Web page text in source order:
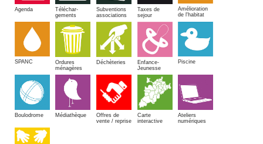
Agenda
Téléchar-
gements
Subventions
associations
Taxes de
sejour
Amélioration
de l'habitat
SPANC
Ordures
ménagères
Déchèteries
Enfance-
Jeunesse
Piscine
Boulodrome Médiathèque
Offres de
vente / reprise
Carte
interactive
Ateliers
numériques